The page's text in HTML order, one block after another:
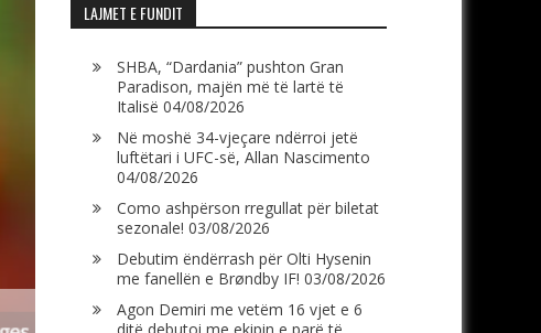
LAJMET E FUNDIT
SHBA, “Dardania” pushton Gran
Paradison, majën më të lartë të
Italisë 04/08/2026
Në moshë 34-vjeçare ndërroi jetë
luftëtari i UFC-së, Allan Nascimento
04/08/2026
Como ashpërson rregullat për biletat
sezonale! 03/08/2026
Debutim ëndërrash për Olti Hysenin
me fanellën e Brøndby IF! 03/08/2026
Agon Demiri me vetëm 16 vjet e 6